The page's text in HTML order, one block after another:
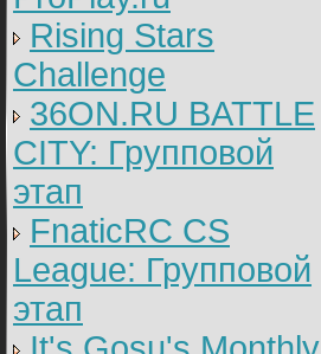
Rising Stars
Challenge
36ON.RU BATTLE
CITY: Групповой
этап
FnaticRC CS
League: Групповой
этап